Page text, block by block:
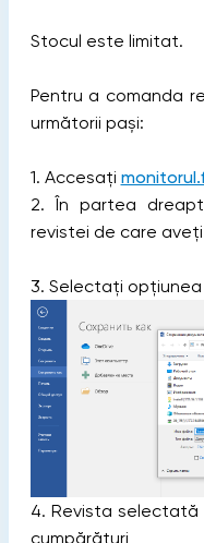
Stocul este limitat.
Pentru a comanda
următorii pași:
1. Accesați
2. În partea
revistei de care
3. Selectați opțiunea
4. Revista
cumpărături